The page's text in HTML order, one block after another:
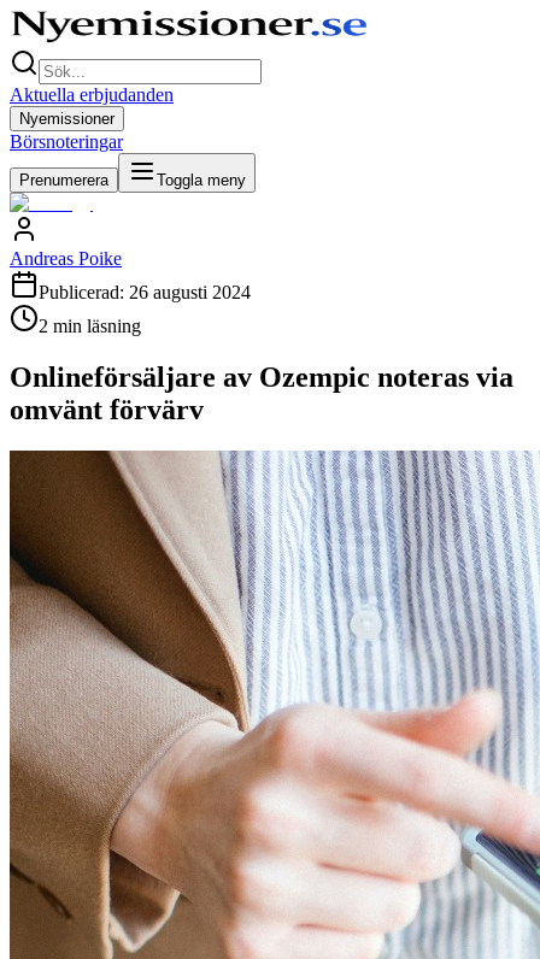
Aktuella erbjudanden
Nyemissioner
Börsnoteringar
Prenumerera Toggla meny
Andreas Poike
Publicerad: 26 augusti 2024
2 min läsning
Onlineförsäljare av Ozempic noteras via
omvänt förvärv